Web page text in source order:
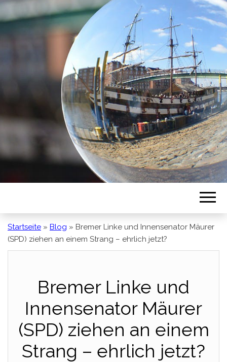
BREMEN SO
GESEHEN
Startseite » Blog » Bremer Linke und Innensenator Mäurer
(SPD) ziehen an einem Strang – ehrlich jetzt?
Bremer Linke und
Innensenator Mäurer
(SPD) ziehen an einem
Strang – ehrlich jetzt?